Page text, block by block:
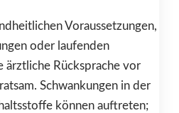
Voraussetzungen,
oder laufenden
ärztliche Rücksprache vor
Schwankungen in der
können auftreten;